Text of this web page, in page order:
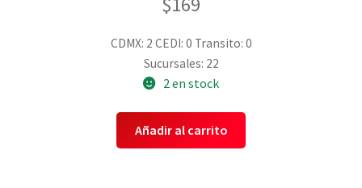
CDMX: 2 CEDI: 0 Transito: 0
Sucursales: 22
2 en stock
Añadir al carrito